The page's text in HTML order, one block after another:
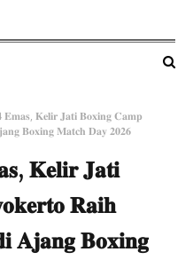
𝐄𝐦𝐚𝐬, 𝐊𝐞𝐥𝐢𝐫 𝐉𝐚𝐭𝐢 𝐁𝐨𝐱𝐢𝐧𝐠 𝐂𝐚𝐦𝐩
𝐁𝐨𝐱𝐢𝐧𝐠 𝐌𝐚𝐭𝐜𝐡 𝐃𝐚𝐲 𝟐𝟎𝟐𝟔
𝐊𝐞𝐥𝐢𝐫 𝐉𝐚𝐭𝐢
𝐑𝐚𝐢𝐡
𝐀𝐣𝐚𝐧𝐠 𝐁𝐨𝐱𝐢𝐧𝐠